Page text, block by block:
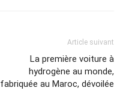
Article suivant
La première voiture à
hydrogène au monde,
fabriquée au Maroc, dévoilée